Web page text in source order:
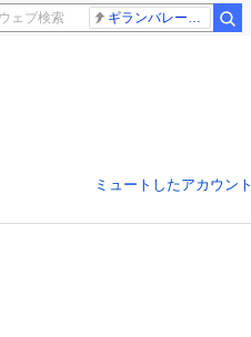
ギランバレー症候群
ミュートしたアカウント